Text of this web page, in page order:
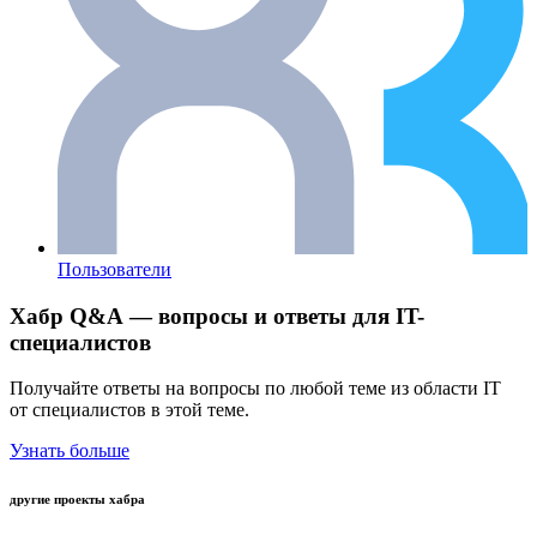
Пользователи
Хабр Q&A — вопросы и ответы для IT-
специалистов
Получайте ответы на вопросы по любой теме из области IT
от специалистов в этой теме.
Узнать больше
другие проекты хабра